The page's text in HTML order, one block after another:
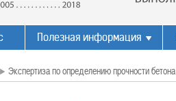
Полезная информация
Экспертиза по определению прочности бетона